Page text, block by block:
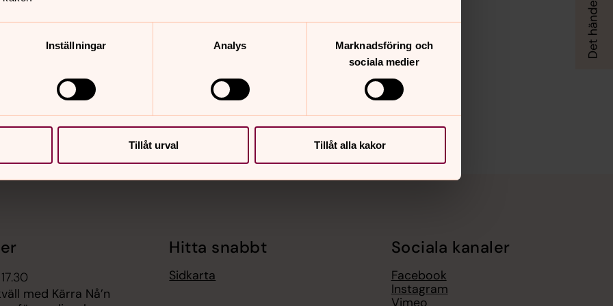
Inställningar Analys
Marknadsföring och
sociala medier
Tillåt urval Tillåt alla kakor
med Kärra Nå’n
Hitta snabbt
Sidkarta
Sociala kanaler
Facebook
Instagram
Vimeo